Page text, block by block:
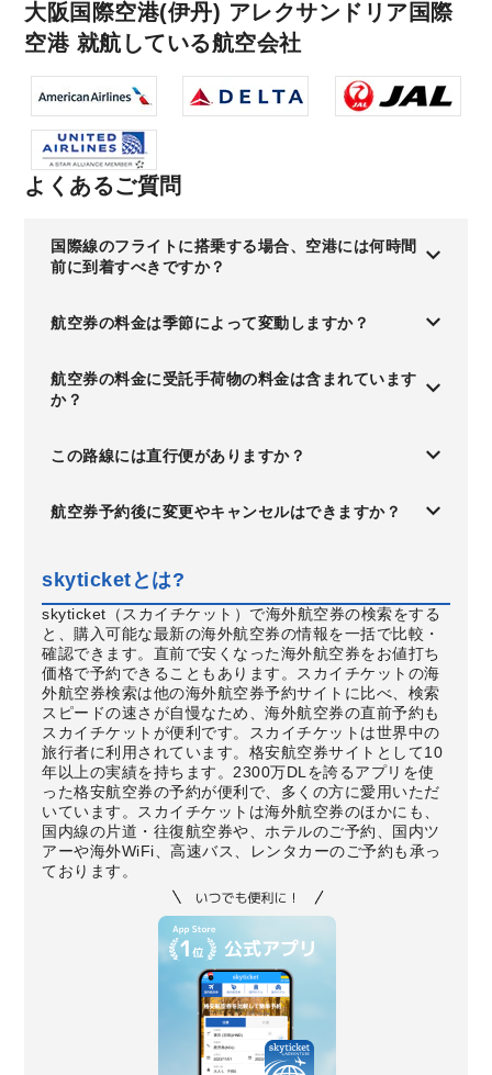
大阪国際空港(伊丹) アレクサンドリア国際
空港 就航している航空会社
よくあるご質問
国際線のフライトに搭乗する場合、空港には何時間
前に到着すべきですか？
航空券の料金は季節によって変動しますか？
航空券の料金に受託手荷物の料金は含まれています
か？
この路線には直行便がありますか？
航空券予約後に変更やキャンセルはできますか？
skyticketとは?
skyticket（スカイチケット）で海外航空券の検索をする
と、購入可能な最新の海外航空券の情報を一括で比較・
確認できます。直前で安くなった海外航空券をお値打ち
価格で予約できることもあります。スカイチケットの海
外航空券検索は他の海外航空券予約サイトに比べ、検索
スピードの速さが自慢なため、海外航空券の直前予約も
スカイチケットが便利です。スカイチケットは世界中の
旅行者に利用されています。格安航空券サイトとして10
年以上の実績を持ちます。2300万DLを誇るアプリを使
った格安航空券の予約が便利で、多くの方に愛用いただ
いています。スカイチケットは海外航空券のほかにも、
国内線の片道・往復航空券や、ホテルのご予約、国内ツ
アーや海外WiFi、高速バス、レンタカーのご予約も承っ
ております。